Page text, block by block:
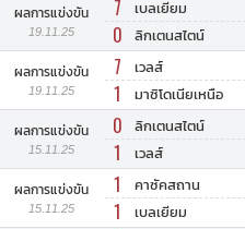
ผลการแข่งขัน
19.11.25
7 เบลเยียม
0 ลิกเตนสไตน์
ผลการแข่งขัน
19.11.25
7 เวลส์
1 มาซิโดเนียเหนือ
ผลการแข่งขัน
15.11.25
0 ลิกเตนสไตน์
1 เวลส์
ผลการแข่งขัน
15.11.25
1 คาซัคสถาน
1 เบลเยียม